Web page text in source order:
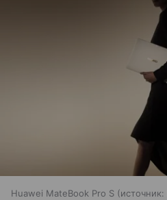
Huawei MateBook Pro S источник: